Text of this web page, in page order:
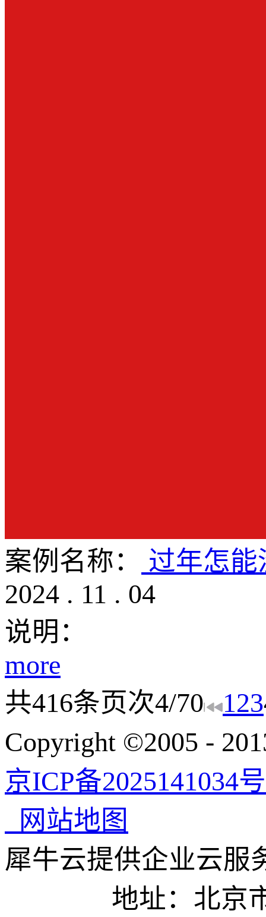
案例名称：
过年怎
2024 . 11 . 04
说明：
more
共416条页次4/70 123
Copyright ©2005 -
京ICP备2025141034
网站地图
犀牛云提供企业云服
地址：北京市东